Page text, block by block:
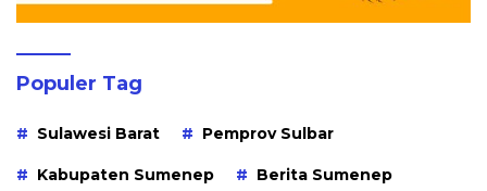
Populer Tag
Sulawesi Barat Pemprov Sulbar
Kabupaten Sumenep Berita Sumenep